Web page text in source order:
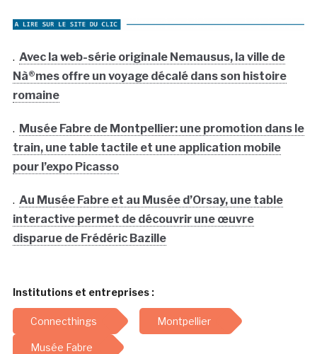
. Avec la web-série originale Nemausus, la ville de
Nà®mes offre un voyage décalé dans son histoire
romaine
. Musée Fabre de Montpellier: une promotion dans le
train, une table tactile et une application mobile
pour l’expo Picasso
. Au Musée Fabre et au Musée d’Orsay, une table
interactive permet de découvrir une œuvre
disparue de Frédéric Bazille
Institutions et entreprises :
Connecthings Montpellier
Musée Fabre